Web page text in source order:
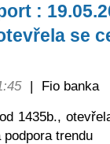
:
se
|
Fio banka
1435b.,
trendu